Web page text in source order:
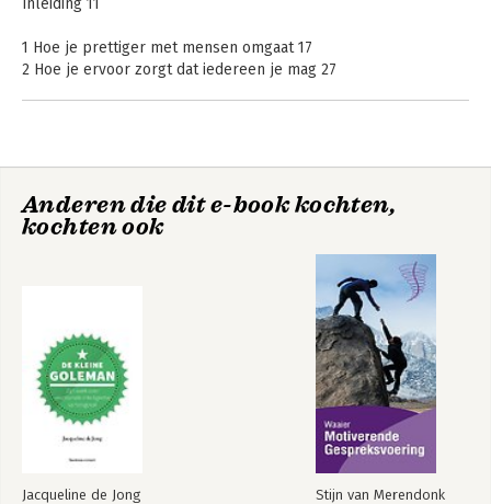
De kleine Goleman De kleine Goleman
1 Hoe je prettiger met mensen omgaat 17
2 Hoe je ervoor zorgt dat iedereen je mag 27
Anderen die dit e-book kochten,
kochten ook
Jacqueline de Jong Stijn van Merendonk